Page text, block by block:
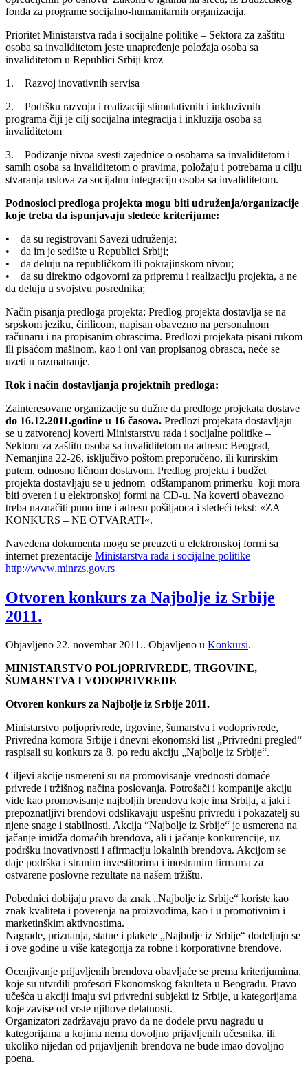
fonda za programe socijalno-humanitarnih organizacija.
Prioritet Ministarstva rada i socijalne politike – Sektora za zaštitu
osoba sa invaliditetom jeste unapređenje položaja osoba sa
invaliditetom u Republici Srbiji kroz
1. Razvoj inovativnih servisa
2. Podršku razvoju i realizaciji stimulativnih i inkluzivnih
programa čiji je cilj socijalna integracija i inkluzija osoba sa
invaliditetom
3. Podizanje nivoa svesti zajednice o osobama sa invaliditetom i
samih osoba sa invaliditetom o pravima, položaju i potrebama u cilju
stvaranja uslova za socijalnu integraciju osoba sa invaliditetom.
Podnosioci predloga projekta mogu biti udruženja/organizacije
koje treba da ispunjavaju sledeće kriterijume:
• da su registrovani Savezi udruženja;
• da im je sedište u Republici Srbiji;
• da deluju na republičkom ili pokrajinskom nivou;
• da su direktno odgovorni za pripremu i realizaciju projekta, a ne
da deluju u svojstvu posrednika;
Način pisanja predloga projekta: Predlog projekta dostavlja se na
srpskom jeziku, ćirilicom, napisan obavezno na personalnom
računaru i na propisanim obrascima. Predlozi projekata pisani rukom
ili pisaćom mašinom, kao i oni van propisanog obrasca, neće se
uzeti u razmatranje.
Rok i način dostavljanja projektnih predloga:
Zainteresovane organizacije su dužne da predloge projekata dostave
do 16.12.2011.godine u 16 časova. Predlozi projekata dostavljaju
se u zatvorenoj koverti Ministarstvu rada i socijalne politike –
Sektoru za zaštitu osoba sa invaliditetom na adresu: Beograd,
Nemanjina 22-26, isključivo poštom preporučeno, ili kurirskim
putem, odnosno ličnom dostavom. Predlog projekta i budžet
projekta dostavljaju se u jednom odštampanom primerku koji mora
biti overen i u elektronskoj formi na CD-u. Na koverti obavezno
treba naznačiti puno ime i adresu pošiljaoca i sledeći tekst: «ZA
KONKURS – NE OTVARATI«.
Navedena dokumenta mogu se preuzeti u elektronskoj formi sa
internet prezentacije Ministarstva rada i socijalne politike
http://www.minrzs.gov.rs
Otvoren konkurs za Najbolje iz Srbije
2011.
Objavljeno 22. novembar 2011.. Objavljeno u Konkursi.
MINISTARSTVO POLjOPRIVREDE, TRGOVINE,
ŠUMARSTVA I VODOPRIVREDE
Otvoren konkurs za Najbolje iz Srbije 2011.
Ministarstvo poljoprivrede, trgovine, šumarstva i vodoprivrede,
Privredna komora Srbije i dnevni ekonomski list „Privredni pregled“
raspisali su konkurs za 8. po redu akciju „Najbolje iz Srbije“.
Ciljevi akcije usmereni su na promovisanje vrednosti domaće
privrede i tržišnog načina poslovanja. Potrošači i kompanije akciju
vide kao promovisanje najboljih brendova koje ima Srbija, a jaki i
prepoznatljivi brendovi odslikavaju uspešnu privredu i pokazatelj su
njene snage i stabilnosti. Akcija “Najbolje iz Srbije“ je usmerena na
jačanje imidža domaćih brendova, ali i jačanje konkurencije, uz
podršku inovativnosti i afirmaciju lokalnih brendova. Akcijom se
daje podrška i stranim investitorima i inostranim firmama za
ostvarene poslovne rezultate na našem tržištu.
Pobednici dobijaju pravo da znak „Najbolje iz Srbije“ koriste kao
znak kvaliteta i poverenja na proizvodima, kao i u promotivnim i
marketinškim aktivnostima.
Nagrade, priznanja, statue i plakete „Najbolje iz Srbije“ dodeljuju se
i ove godine u više kategorija za robne i korporativne brendove.
Ocenjivanje prijavljenih brendova obavljaće se prema kriterijumima,
koje su utvrdili profesori Ekonomskog fakulteta u Beogradu. Pravo
učešća u akciji imaju svi privredni subjekti iz Srbije, u kategorijama
koje zavise od vrste njihove delatnosti.
Organizatori zadržavaju pravo da ne dodele prvu nagradu u
kategorijama u kojima nema dovoljno prijavljenih učesnika, ili
ukoliko nijedan od prijavljenih brendova ne bude imao dovoljno
poena.